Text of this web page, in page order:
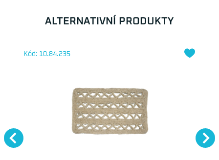
ALTERNATIVNÍ PRODUKTY
Kód: 10.84.235